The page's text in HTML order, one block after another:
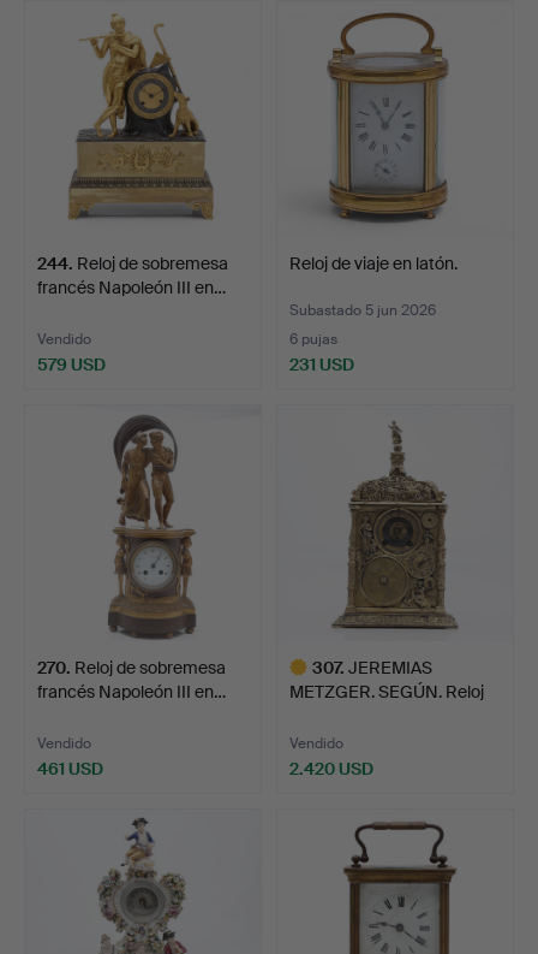
244. Reloj de sobremesa
francés Napoleón III en…
Vendido
579 USD
Reloj de viaje en latón.
Subastado 5 jun 2026
6 pujas
231 USD
270. Reloj de sobremesa
francés Napoleón III en…
Vendido
461 USD
307. JEREMIAS
METZGER. SEGÚN. Reloj
Vendido
2.420 USD
seleccionado